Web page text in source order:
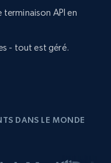
API en
- tout est géré.
DANS LE MONDE